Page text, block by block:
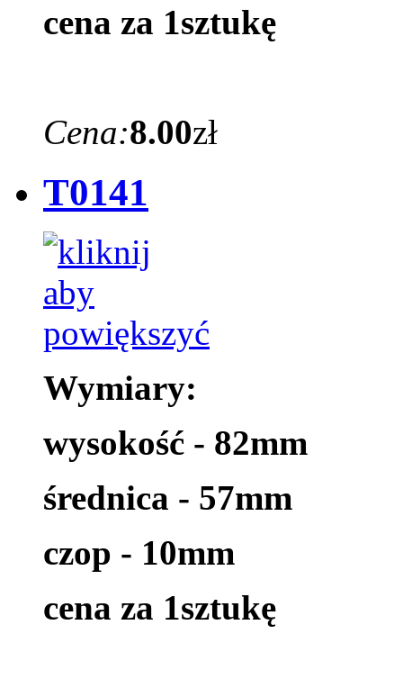
cena za 1sztukę
Cena:8.00zł
T0141
Wymiary:
wysokość - 82mm
średnica - 57mm
czop - 10mm
cena za 1sztukę